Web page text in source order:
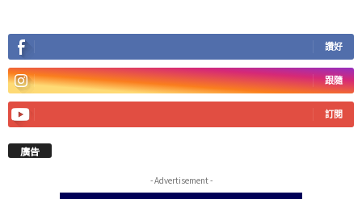
讚好
跟隨
訂閱
廣告
- Advertisement -